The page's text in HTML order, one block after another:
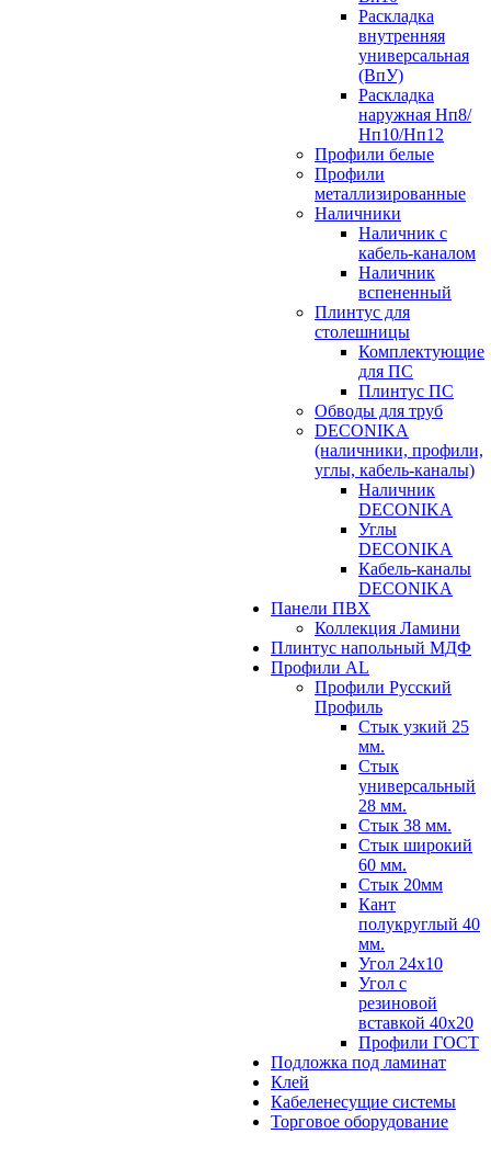
Раскладка
внутренняя
универсальная
(ВпУ)
Раскладка
наружная Нп8/
Нп10/Нп12
Профили белые
Профили
металлизированные
Наличники
Наличник с
кабель-каналом
Наличник
вспененный
Плинтус для
столешницы
Комплектующие
для ПС
Плинтус ПС
Обводы для труб
DECONIKA
(наличники, профили,
углы, кабель-каналы)
Наличник
DECONIKA
Углы
DECONIKA
Кабель-каналы
DECONIKA
Панели ПВХ
Коллекция Ламини
Плинтус напольный МДФ
Профили AL
Профили Русский
Профиль
Стык узкий 25
мм.
Стык
универсальный
28 мм.
Стык 38 мм.
Стык широкий
60 мм.
Стык 20мм
Кант
полукруглый 40
мм.
Угол 24х10
Угол с
резиновой
вставкой 40х20
Профили ГОСТ
Подложка под ламинат
Клей
Кабеленесущие системы
Торговое оборудование